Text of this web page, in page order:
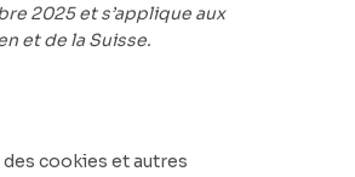
2025 et s’applique aux
et de la Suisse.
cookies et autres